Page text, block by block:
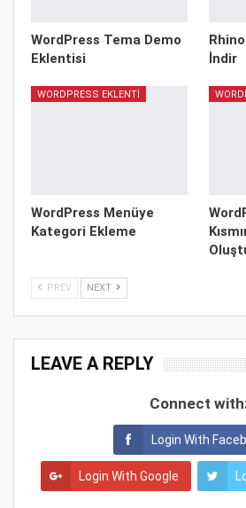
WordPress Tema Demo
Eklentisi
İndir
WORDPRESS EKLENTI
WordPress Menüye
Kategori Ekleme
PREV NEXT
LEAVE A REPLY
Connect
Login With
Login With Google